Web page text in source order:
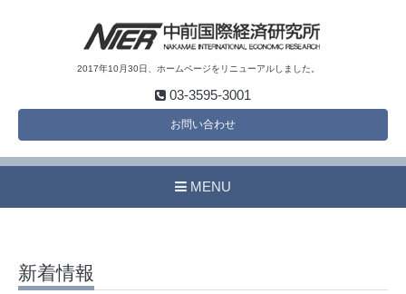
2017年10月30日、ホームページをリニューアルしました。
03-3595-3001
お問い合わせ
MENU
新着情報